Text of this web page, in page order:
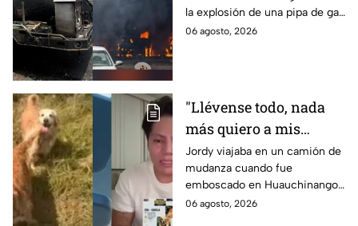
quemaduras
la explosión de una pipa de gas
cerca de la colonia Las
06 agosto, 2026
"Llévense todo, nada
más quiero a mis
perritas": Asaltan a un
joven, vacían sus
cuentas y le roban a sus
mascotas en
Jordy viajaba en un camión de
mudanza cuando fue
emboscado en Huauchinango,
Puebla, Además de quitarle
06 agosto, 2026